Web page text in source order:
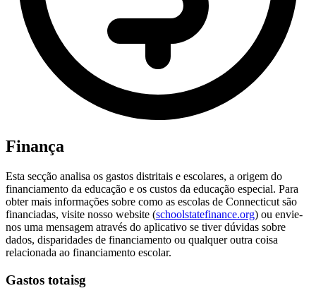
Finança
Esta secção analisa os gastos distritais e escolares, a origem do
financiamento da educação e os custos da educação especial. Para
obter mais informações sobre como as escolas de Connecticut são
financiadas, visite nosso website (schoolstatefinance.org) ou envie-
nos uma mensagem através do aplicativo se tiver dúvidas sobre
dados, disparidades de financiamento ou qualquer outra coisa
relacionada ao financiamento escolar.
Gastos totaisg